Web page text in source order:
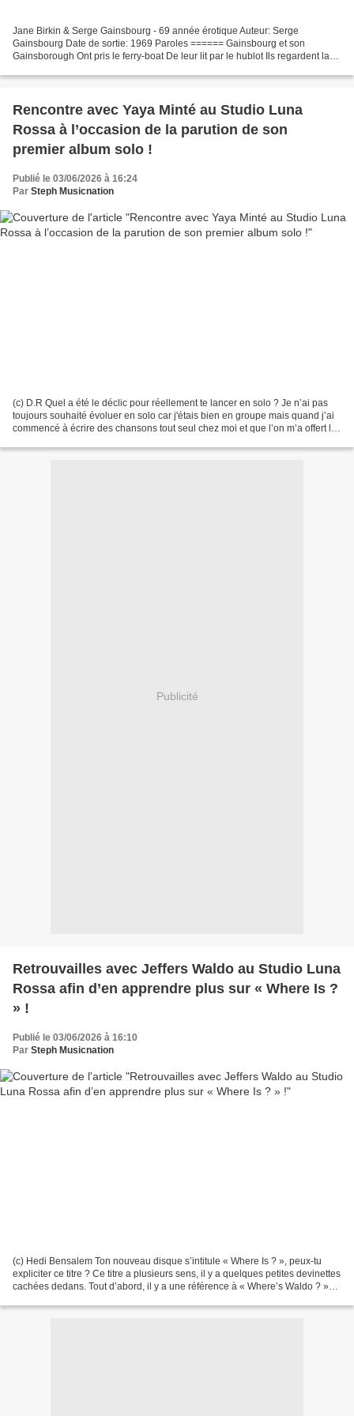
Jane Birkin & Serge Gainsbourg - 69 année érotique Auteur: Serge
Gainsbourg Date de sortie: 1969 Paroles ====== Gainsbourg et son
Gainsborough Ont pris le ferry-boat De leur lit par le hublot Ils regardent la
Rencontre avec Yaya Minté au Studio Luna
Rossa à l’occasion de la parution de son
premier album solo !
Publié le 03/06/2026 à 16:24
Par Steph Musicnation
(c) D.R Quel a été le déclic pour réellement te lancer en solo ? Je n’ai pas
toujours souhaité évoluer en solo car j'étais bien en groupe mais quand j’ai
commencé à écrire des chansons tout seul chez moi et que l’on m’a offert la
Publicité
Retrouvailles avec Jeffers Waldo au Studio Luna
Rossa afin d’en apprendre plus sur « Where Is ?
» !
Publié le 03/06/2026 à 16:10
Par Steph Musicnation
(c) Hedi Bensalem Ton nouveau disque s’intitule « Where Is ? », peux-tu
expliciter ce titre ? Ce titre a plusieurs sens, il y a quelques petites devinettes
cachées dedans. Tout d’abord, il y a une référence à « Where’s Waldo ? »